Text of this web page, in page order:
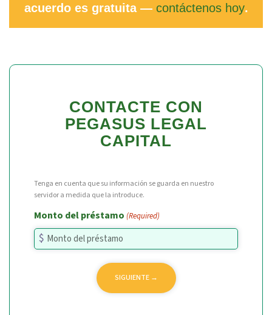
acuerdo es gratuita — contáctenos hoy.
CONTACTE CON
PEGASUS LEGAL
CAPITAL
Tenga en cuenta que su información se guarda en nuestro
servidor a medida que la introduce.
Monto del préstamo (Required)